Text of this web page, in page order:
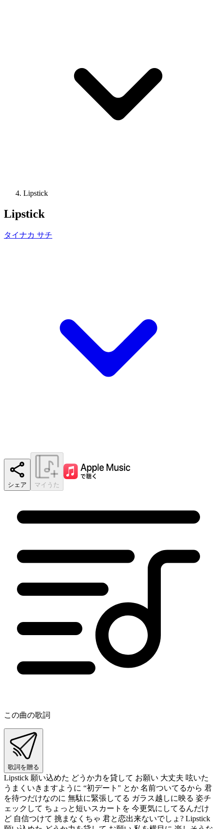
Lipstick
Lipstick
タイナカ サチ
シェア マイうた
この曲の歌詞
歌詞を贈る
Lipstick 願い込めた どうか力を貸して お願い 大丈夫 呟いた
うまくいきますように “初デート" とか 名前ついてるから 君
を待つだけなのに 無駄に緊張してる ガラス越しに映る 姿チ
ェックして ちょっと短いスカートを 今更気にしてるんだけ
ど 自信つけて 挑まなくちゃ 君と恋出来ないでしょ? Lipstick